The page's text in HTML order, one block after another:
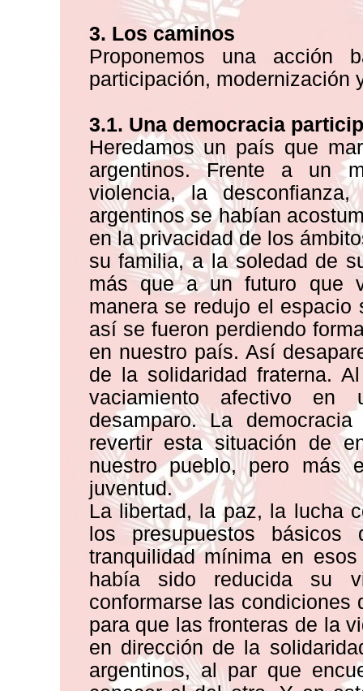
3. Los caminos
Proponemos una acción
participación, modernización
3.1. Una democracia
Heredamos un país que
argentinos. Frente a un
violencia, la
argentinos se habían
en la privacidad de los
su familia, a la soledad de
más que a un futuro que
manera se redujo el
así se fueron perdiendo
en nuestro país. Así
de la solidaridad fraterna.
vaciamiento afectivo en
desamparo. La
revertir esta situación de
nuestro pueblo, pero más
juventud.
La libertad, la paz, la lucha
los presupuestos
tranquilidad mínima en
había sido reducida su
conformarse las condiciones
para que las fronteras de la
en dirección de la
argentinos, al par que